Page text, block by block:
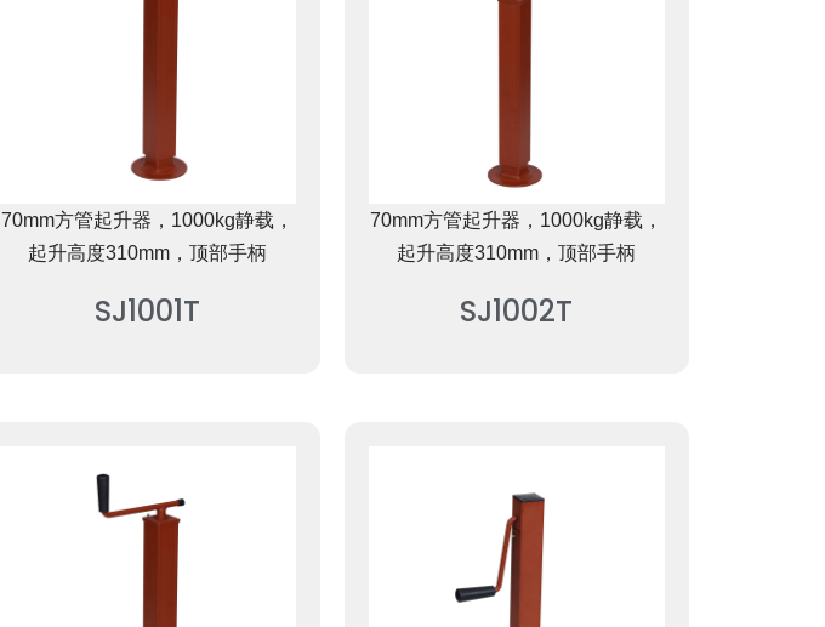
70mm方管起升器，1000kg静载，
起升高度310mm，顶部手柄
SJ1001T
70mm方管起升器，1000kg静载，
起升高度310mm，顶部手柄
SJ1002T